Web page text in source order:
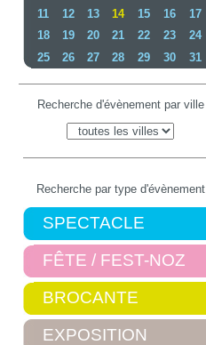
11
12 13 14 15 16
17
18
19 20 21 22 23
24
25
26 27 28 29 30 31
Recherche d'évènement par ville
Recherche par type d'évènement
SPECTACLE
FÊTE / FEST-NOZ
BROCANTE
EXPOSITION